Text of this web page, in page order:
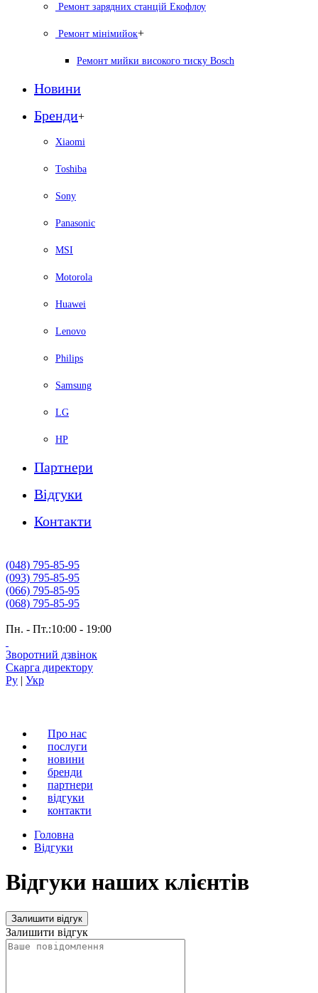
Ремонт зарядних станцій Екофлоу
Ремонт мiнiмийок+
Ремонт мийки високого тиску Bosch
Новини
Бренди+
Xiaomi
Toshiba
Sony
Panasonic
MSI
Motorola
Huawei
Lenovo
Philips
Samsung
LG
HP
Партнери
Вiдгуки
Контакти
(048) 795-85-95
(093) 795-85-95
(066) 795-85-95
(068) 795-85-95
Пн. - Пт.:10:00 - 19:00
Зворотний дзвінок
Скарга директору
Ру | Укр
Про нас
послуги
новини
бренди
партнери
вiдгуки
контакти
Головна
Відгуки
Відгуки наших клієнтів
Залишити відгук
Залишити відгук